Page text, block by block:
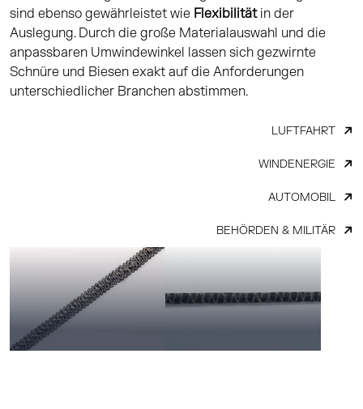
sind ebenso gewährleistet wie Flexibilität in der
Auslegung. Durch die große Materialauswahl und die
anpassbaren Umwindewinkel lassen sich gezwirnte
Schnüre und Biesen exakt auf die Anforderungen
unterschiedlicher Branchen abstimmen.
LUFTFAHRT
WINDENERGIE
AUTOMOBIL
BEHÖRDEN & MILITÄR